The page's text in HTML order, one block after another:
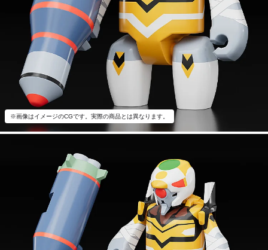
※画像はイメージのCGです。実際の商品とは異なります。